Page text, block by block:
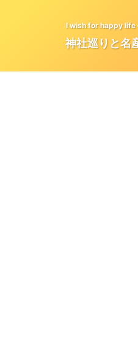
I wish for happy
神社巡りと名